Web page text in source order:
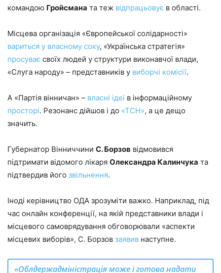
командою Гройсмана та теж відпрацьовує в області.
Місцева організація «Європейської солідарності»
вариться у власному соку, «Українська стратегія»
просуває своїх людей у структури виконавчої влади,
«Слуга народу» – представників у виборчі комісії.
А «Партія вінничан» – власні ідеї в інформаційному
просторі. Резонанс дійшов і до «ТСН», а це дещо
значить.
Губернатор Вінниччини С. Борзов відмовився
підтримати відомого лікаря Олександра Калинчука та
підтвердив його звільнення.
Іноді керівництво ОДА зрозуміти важко. Наприклад, під
час онлайн конференції, на якій представники влади і
місцевого самоврядування обговорювали «аспекти
місцевих виборів», С. Борзов заявив наступне.
«Облдержадміністрація може і готова надати